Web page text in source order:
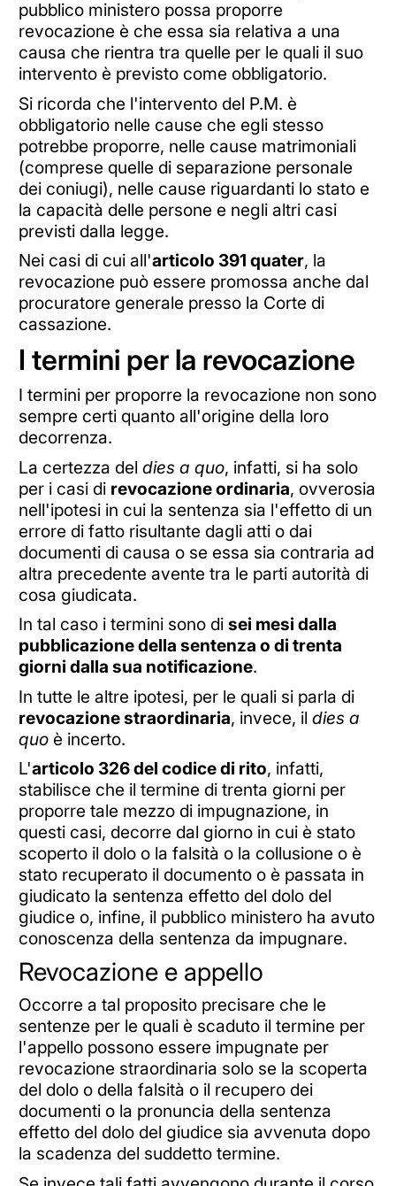
pubblico ministero possa proporre
revocazione è che essa sia relativa a una
causa che rientra tra quelle per le quali il suo
intervento è previsto come obbligatorio.
Si ricorda che l'intervento del P.M. è
obbligatorio nelle cause che egli stesso
potrebbe proporre, nelle cause matrimoniali
(comprese quelle di separazione personale
dei coniugi), nelle cause riguardanti lo stato e
la capacità delle persone e negli altri casi
previsti dalla legge.
Nei casi di cui all'articolo 391 quater, la
revocazione può essere promossa anche dal
procuratore generale presso la Corte di
cassazione.
I termini per la revocazione
I termini per proporre la revocazione non sono
sempre certi quanto all'origine della loro
decorrenza.
La certezza del dies a quo, infatti, si ha solo
per i casi di revocazione ordinaria, ovverosia
nell'ipotesi in cui la sentenza sia l'effetto di un
errore di fatto risultante dagli atti o dai
documenti di causa o se essa sia contraria ad
altra precedente avente tra le parti autorità di
cosa giudicata.
In tal caso i termini sono di sei mesi dalla
pubblicazione della sentenza o di trenta
giorni dalla sua notificazione.
In tutte le altre ipotesi, per le quali si parla di
revocazione straordinaria, invece, il dies a
quoè incerto.
L'articolo 326 del codice di rito, infatti,
stabilisce che il termine di trenta giorni per
proporre tale mezzo di impugnazione, in
questi casi, decorre dal giorno in cui è stato
scoperto il dolo o la falsità o la collusione o è
stato recuperato il documento o è passata in
giudicato la sentenza effetto del dolo del
giudice o, infine, il pubblico ministero ha avuto
conoscenza della sentenza da impugnare.
Revocazione e appello
Occorre a tal proposito precisare che le
sentenze per le quali è scaduto il termine per
l'appello possono essere impugnate per
revocazione straordinaria solo se la scoperta
del dolo o della falsità o il recupero dei
documenti o la pronuncia della sentenza
effetto del dolo del giudice sia avvenuta dopo
la scadenza del suddetto termine.